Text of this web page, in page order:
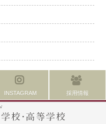
INSTAGRAM 採用情報